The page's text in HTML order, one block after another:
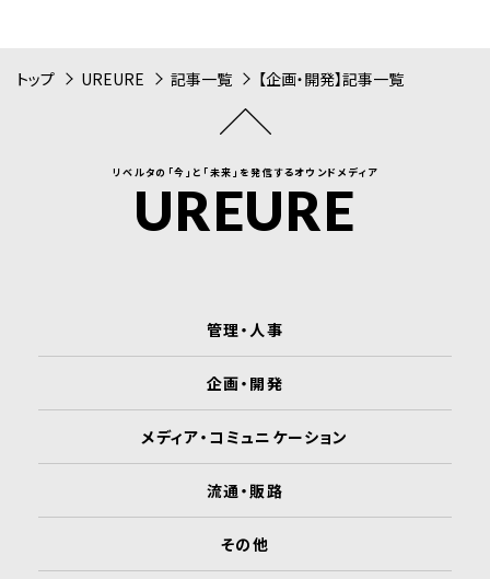
トップ UREURE 記事一覧 【企画・開発】記事一覧
リベルタの「今」と「未来」を発信するオウンドメディア
UREURE
管理・人事
企画・開発
メディア・コミュニケーション
流通・販路
その他